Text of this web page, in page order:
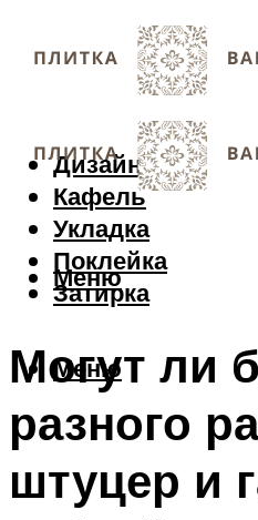
Дизайн
Кафель
Укладка
Поклейка
Затирка
Меню
Меню
Могут ли
разного
штуцер и